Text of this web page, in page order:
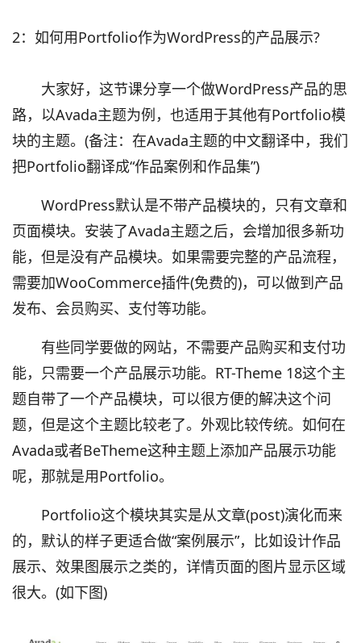
2：如何用Portfolio作为WordPress的产品展示?
大家好，这节课分享一个做WordPress产品的思
路，以Avada主题为例，也适用于其他有Portfolio模
块的主题。(备注：在Avada主题的中文翻译中，我们
把Portfolio翻译成“作品案例和作品集”)
WordPress默认是不带产品模块的，只有文章和
页面模块。安装了Avada主题之后，会增加很多新功
能，但是没有产品模块。如果需要完整的产品流程，
需要加WooCommerce插件(免费的)，可以做到产品
发布、会员购买、支付等功能。
有些同学要做的网站，不需要产品购买和支付功
能，只需要一个产品展示功能。RT-Theme 18这个主
题自带了一个产品模块，可以很方便的解决这个问
题，但是这个主题比较老了。外观比较传统。如何在
Avada或者BeTheme这种主题上添加产品展示功能
呢，那就是用Portfolio。
Portfolio这个模块其实是从文章(post)演化而来
的，默认的样子更适合做“案例展示”，比如设计作品
展示、效果图展示之类的，详情页面的图片显示区域
很大。(如下图)